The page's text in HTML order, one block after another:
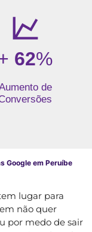
62%
de
Google em Peruíbe
lugar para
não quer
por medo de sair